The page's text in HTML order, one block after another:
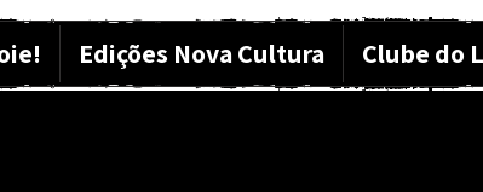
Edições Nova Cultura Clube do